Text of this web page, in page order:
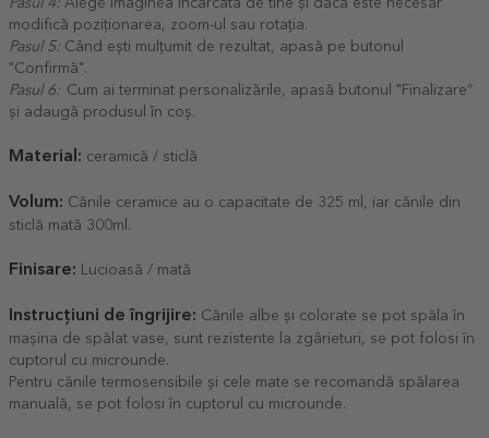
modifică poziționarea, zoom-ul sau rotația.
Pasul 5: Când ești mulțumit de rezultat, apasă pe butonul
"Confirmă".
Pasul 6: Cum ai terminat personalizările, apasă butonul "Finalizare”
și adaugă produsul în coș.
Material: ceramică / sticlă
Volum: Cănile ceramice au o capacitate de 325 ml, iar cănile din
sticlă mată 300ml.
Finisare: Lucioasă / mată
Instrucțiuni de îngrijire: Cănile albe și colorate se pot spăla în
mașina de spălat vase, sunt rezistente la zgârieturi, se pot folosi în
cuptorul cu microunde.
Pentru cănile termosensibile și cele mate se recomandă spălarea
manuală, se pot folosi în cuptorul cu microunde.